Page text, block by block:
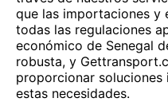
que las importaciones y
todas las regulaciones
económico de Senegal
robusta, y
proporcionar
estas necesidades.